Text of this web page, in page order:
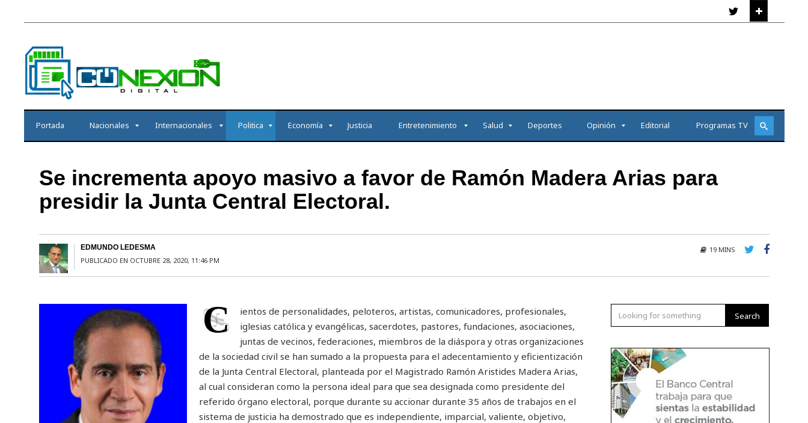
Portada Nacionales Internacionales Politica Economía Justicia Entretenimiento Salud Deportes Opinión Editorial Programas TV
Se incrementa apoyo masivo a favor de Ramón Madera Arias para
presidir la Junta Central Electoral.
EDMUNDO LEDESMA
PUBLICADO EN OCTUBRE 28, 2020, 11:46 PM
19 MINS
C
ientos de personalidades, peloteros, artistas, comunicadores, profesionales,
iglesias católica y evangélicas, sacerdotes, pastores, fundaciones, asociaciones,
juntas de vecinos, federaciones, miembros de la diáspora y otras organizaciones
de la sociedad civil se han sumado a la propuesta para el adecentamiento y eficientización
de la Junta Central Electoral, planteada por el Magistrado Ramón Aristides Madera Arias,
al cual consideran como la persona ideal para que sea designada como presidente del
referido órgano electoral, porque durante su accionar durante 35 años de trabajos en el
sistema de justicia ha demostrado que es independiente, imparcial, valiente, objetivo,
Search